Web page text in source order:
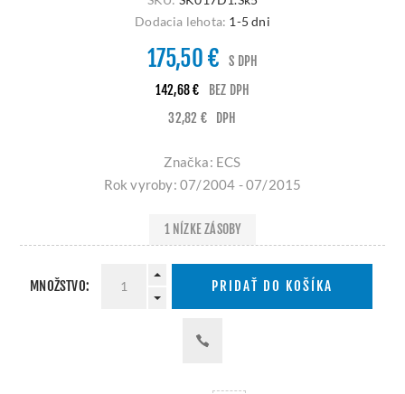
Dodacia lehota: 1-5 dni
175,50 €
S DPH
142,68 €
BEZ DPH
32,82 €
DPH
Značka: ECS
Rok vyroby: 07/2004 - 07/2015
1 NÍZKE ZÁSOBY
MNOŽSTVO: PRIDAŤ DO KOŠÍKA